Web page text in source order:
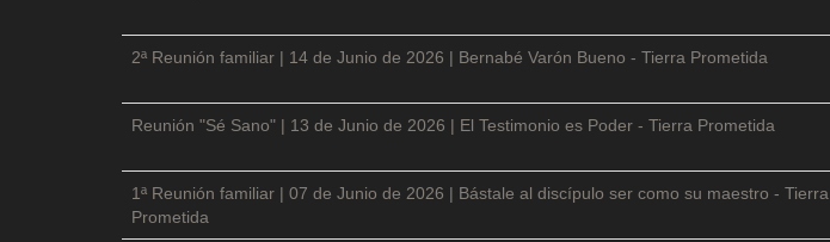
2ª Reunión familiar | 14 de Junio de 2026 | Bernabé Varón Bueno - Tierra Prometida
Reunión "Sé Sano" | 13 de Junio de 2026 | El Testimonio es Poder - Tierra Prometida
1ª Reunión familiar | 07 de Junio de 2026 | Bástale al discípulo ser como su maestro - Tierra
Prometida